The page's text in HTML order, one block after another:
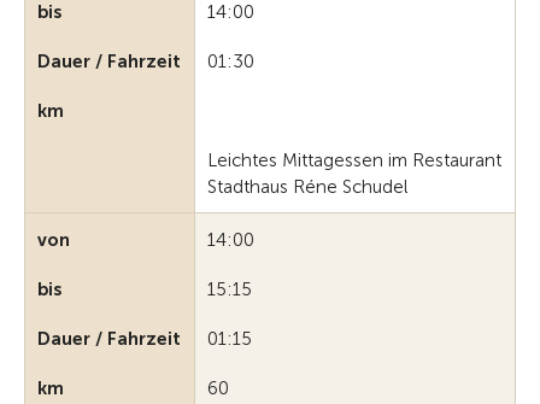
bis 14:00
Dauer / Fahrzeit 01:30
km
Leichtes Mittagessen im Restaurant
Stadthaus Réne Schudel
von 14:00
bis 15:15
Dauer / Fahrzeit 01:15
km 60